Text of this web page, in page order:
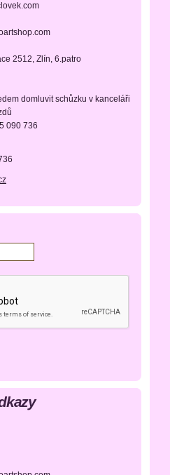
2512, Zlín, 6.patro
domluvit schůzku v kanceláři
090 736